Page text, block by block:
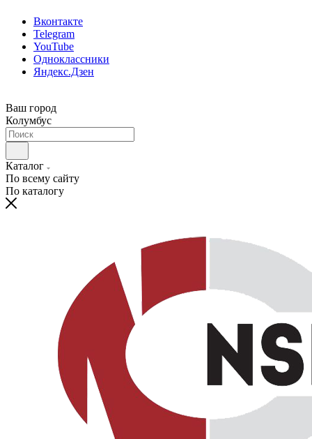
Вконтакте
Telegram
YouTube
Одноклассники
Яндекс.Дзен
Ваш город
Колумбус
Каталог
По всему сайту
По каталогу